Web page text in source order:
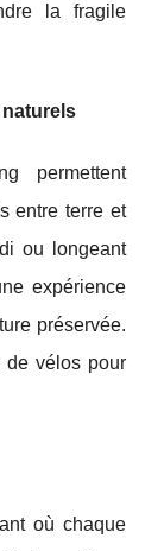
la fragile
naturels
permettent
entre terre et
ou longeant
expérience
préservée.
vélos pour
où chaque